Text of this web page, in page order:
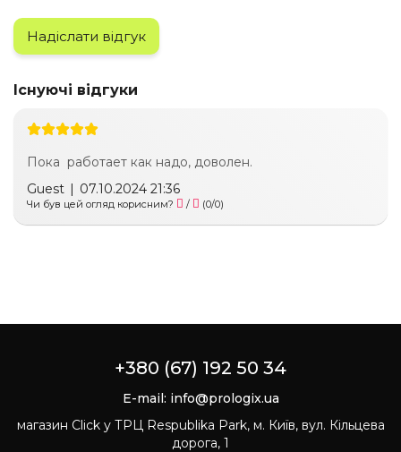
Надіслати відгук
Існуючі відгуки
Пока работает как надо, доволен.
Guest | 07.10.2024 21:36
Чи був цей огляд корисним? / (0/0)
+380 (67) 192 50 34
E-mail: info@prologix.ua
магазин Click у ТРЦ Respublika Park, м. Київ, вул. Кільцева
дорога, 1